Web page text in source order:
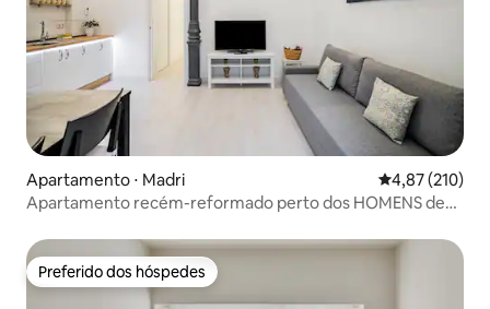
Apartamento ⋅ Madri 4,87 de uma
4,87 (210)
Apartamento recém-reformado perto dos HOMENS de
Preferido dos hóspedes
Preferido dos hóspedes